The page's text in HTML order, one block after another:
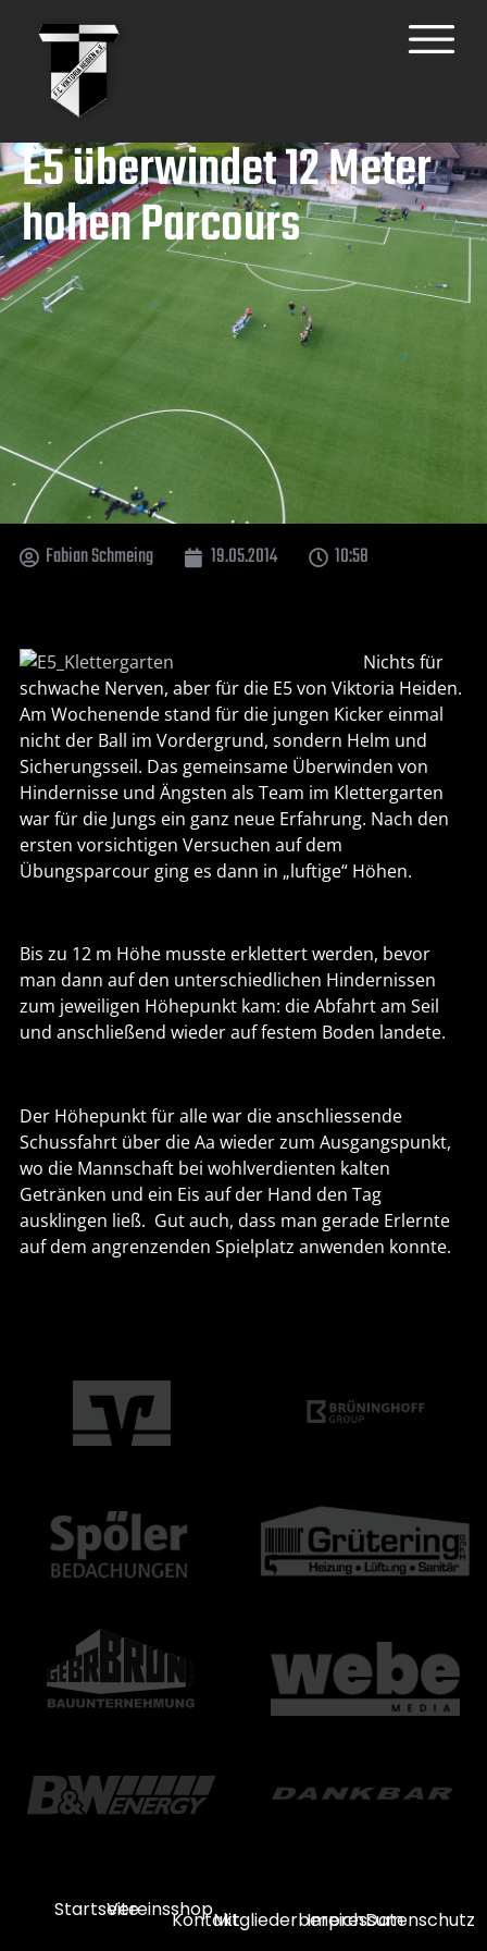
E5 überwindet 12 Meter
hohen Parcours
Fabian Schmeing 19.05.2014 10:58
Nichts für
schwache Nerven, aber für die E5 von Viktoria Heiden.
Am Wochenende stand für die jungen Kicker einmal
nicht der Ball im Vordergrund, sondern Helm und
Sicherungsseil. Das gemeinsame Überwinden von
Hindernisse und Ängsten als Team im Klettergarten
war für die Jungs ein ganz neue Erfahrung. Nach den
ersten vorsichtigen Versuchen auf dem
Übungsparcour ging es dann in „luftige“ Höhen.
Bis zu 12 m Höhe musste erklettert werden, bevor
man dann auf den unterschiedlichen Hindernissen
zum jeweiligen Höhepunkt kam: die Abfahrt am Seil
und anschließend wieder auf festem Boden landete.
Der Höhepunkt für alle war die anschliessende
Schussfahrt über die Aa wieder zum Ausgangspunkt,
wo die Mannschaft bei wohlverdienten kalten
Getränken und ein Eis auf der Hand den Tag
ausklingen ließ. Gut auch, dass man gerade Erlernte
auf dem angrenzenden Spielplatz anwenden konnte.
StartseiteVereinsshop
KontaktMitgliederbereich
ImpressumDatenschutz